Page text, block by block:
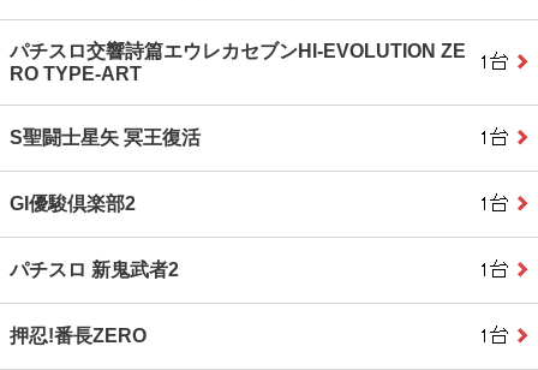
パチスロ交響詩篇エウレカセブンHI‐EVOLUTION ZE
RO TYPE‐ART
S聖闘士星矢 冥王復活
GI優駿倶楽部2
パチスロ 新鬼武者2
押忍!番長ZERO